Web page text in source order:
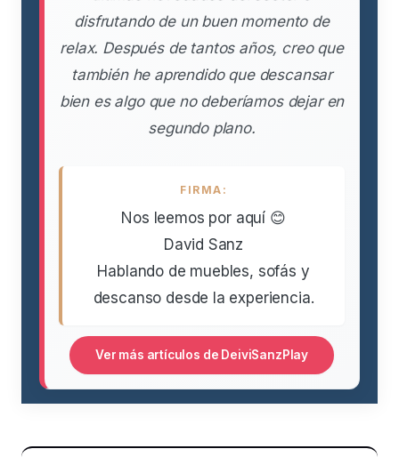
disfrutando de un buen momento de
relax. Después de tantos años, creo que
también he aprendido que descansar
bien es algo que no deberíamos dejar en
segundo plano.
FIRMA:
Nos leemos por aquí 😊
David Sanz
Hablando de muebles, sofás y
descanso desde la experiencia.
Ver más artículos de DeiviSanzPlay